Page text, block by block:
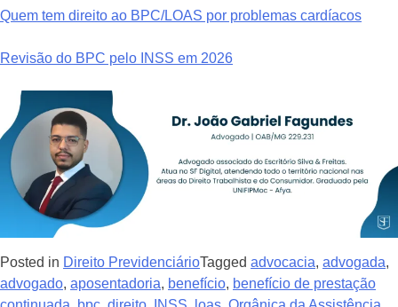
Quem tem direito ao BPC/LOAS por problemas cardíacos
Revisão do BPC pelo INSS em 2026
Posted in Direito PrevidenciárioTagged advocacia, advogada,
advogado, aposentadoria, benefício, benefício de prestação